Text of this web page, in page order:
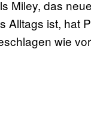
Miley, das
Alltags ist, hat
wie